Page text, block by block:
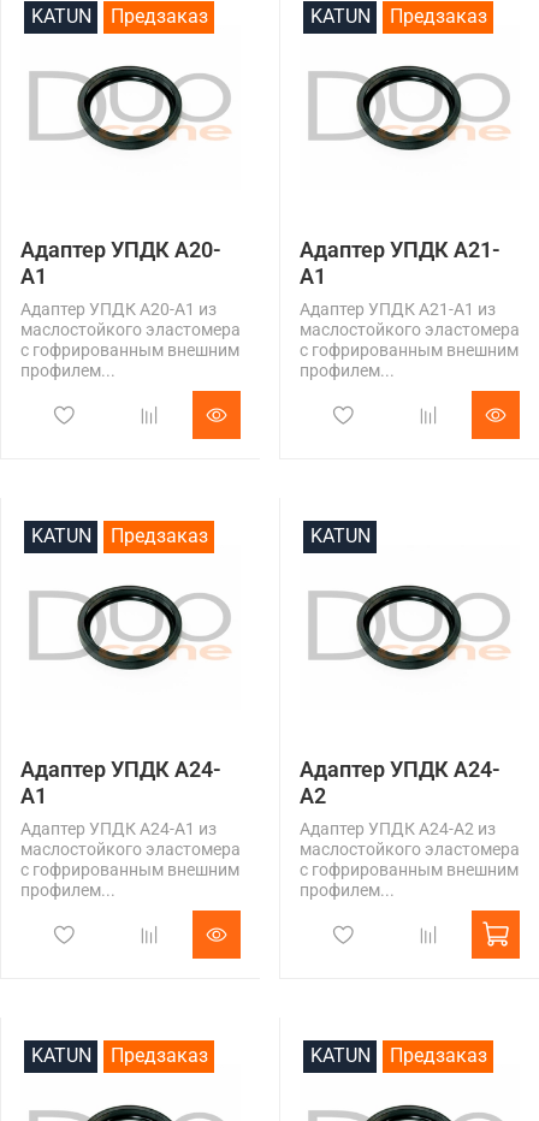
KATUN Предзаказ
Адаптер УПДК А20-
А1
Адаптер УПДК А20-А1 из
маслостойкого эластомера
с гофрированным внешним
профилем...
KATUN Предзаказ
Адаптер УПДК А21-
А1
Адаптер УПДК А21-А1 из
маслостойкого эластомера
с гофрированным внешним
профилем...
KATUN Предзаказ
Адаптер УПДК А24-
А1
Адаптер УПДК А24-А1 из
маслостойкого эластомера
с гофрированным внешним
профилем...
KATUN
Адаптер УПДК А24-
А2
Адаптер УПДК А24-А2 из
маслостойкого эластомера
с гофрированным внешним
профилем...
KATUN Предзаказ KATUN Предзаказ